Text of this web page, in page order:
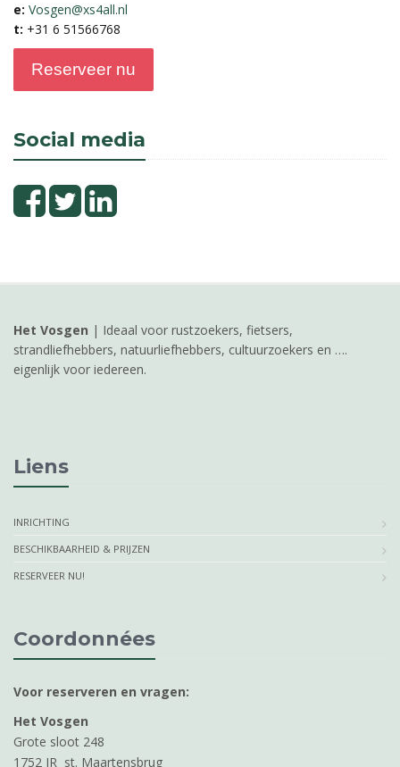
e: Vosgen@xs4all.nl
t: +31 6 51566768
Reserveer nu
Social media
Het Vosgen | Ideaal voor rustzoekers, fietsers,
strandliefhebbers, natuurliefhebbers, cultuurzoekers en ….
eigenlijk voor iedereen.
Liens
INRICHTING
BESCHIKBAARHEID & PRIJZEN
RESERVEER NU!
Coordonnées
Voor reserveren en vragen:
Het Vosgen
Grote sloot 248
1752 JR st. Maartensbrug